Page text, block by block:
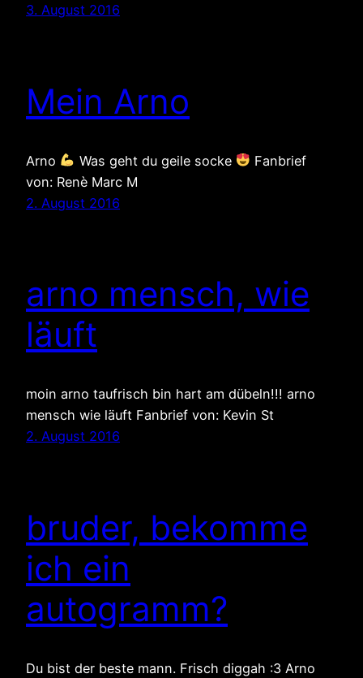
3. August 2016
Mein Arno
Arno Was geht du geile socke
Fanbrief
von: Renè Marc M
2. August 2016
arno mensch, wie
läuft
moin arno taufrisch bin hart am dübeln!!! arno
mensch wie läuft Fanbrief von: Kevin St
2. August 2016
bruder, bekomme
ich ein
autogramm?
Du bist der beste mann. Frisch diggah :3 Arno